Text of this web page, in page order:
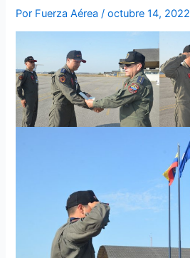
Por Fuerza Aérea/octubre 14, 2022